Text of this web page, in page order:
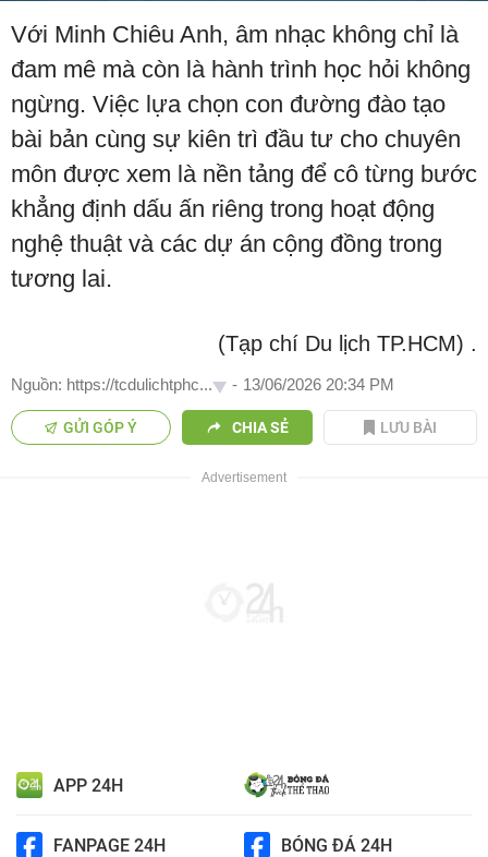
Với Minh Chiêu Anh, âm nhạc không chỉ là
đam mê mà còn là hành trình học hỏi không
ngừng. Việc lựa chọn con đường đào tạo
bài bản cùng sự kiên trì đầu tư cho chuyên
môn được xem là nền tảng để cô từng bước
khẳng định dấu ấn riêng trong hoạt động
nghệ thuật và các dự án cộng đồng trong
tương lai.
(Tạp chí Du lịch TP.HCM) .
Nguồn: https://tcdulichtphc... - 13/06/2026 20:34 PM
GỬI GÓP Ý CHIA SẺ LƯU BÀI
APP 24H
FANPAGE 24H BÓNG ĐÁ 24H